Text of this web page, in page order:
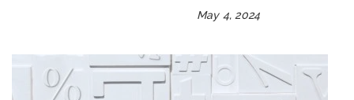
May 4, 2024